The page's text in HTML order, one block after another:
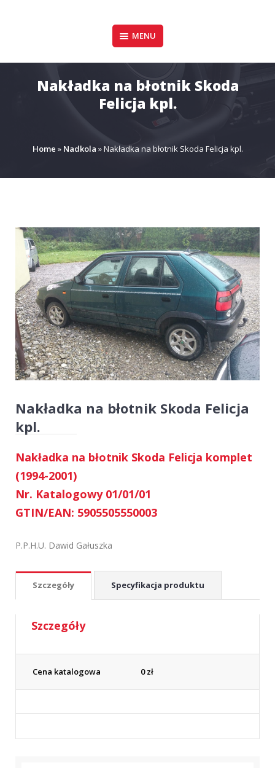
P.P.H.U. DAWID
GAŁUSZKA
Design & Style
MENU
Nakładka na błotnik Skoda
Felicja kpl.
Home » Nadkola »Nakładka na błotnik Skoda Felicja kpl.
Nakładka na błotnik Skoda Felicja
kpl.
Nakładka na błotnik Skoda Felicja komplet
(1994-2001)
Nr. Katalogowy 01/01/01
GTIN/EAN: 5905505550003
P.P.H.U. Dawid Gałuszka
Szczegóły Specyfikacja produktu
Szczegóły
Cena katalogowa 0zł